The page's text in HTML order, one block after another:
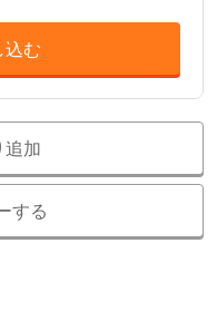
込む
追加
する